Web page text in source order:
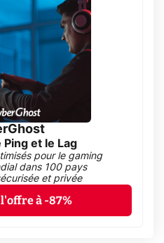
Ping et le Lag
pour le gaming
dans 100 pays
et privée
à -87%